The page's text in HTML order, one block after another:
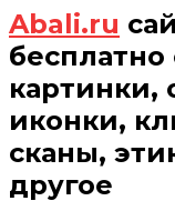
Abali.ru
бесплатно
картинки,
иконки,
сканы,
другое